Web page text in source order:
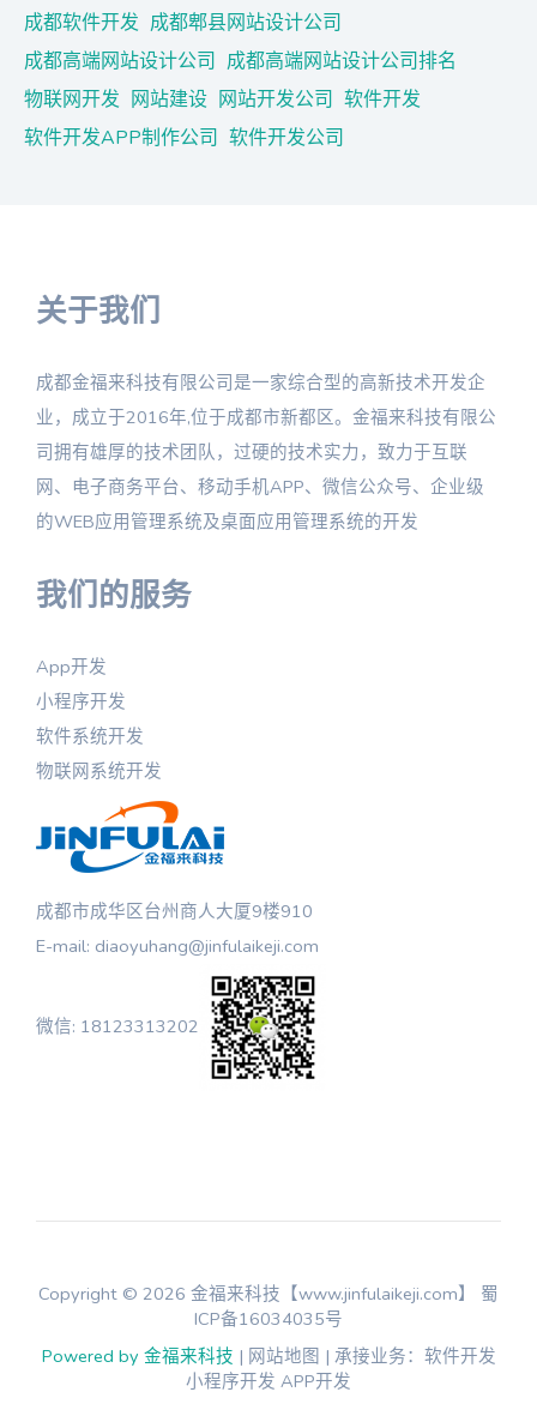
成都软件开发 成都郫县网站设计公司
成都高端网站设计公司 成都高端网站设计公司排名
物联网开发 网站建设 网站开发公司 软件开发
软件开发APP制作公司 软件开发公司
关于我们
成都金福来科技有限公司是一家综合型的高新技术开发企
业，成立于2016年,位于成都市新都区。金福来科技有限公
司拥有雄厚的技术团队，过硬的技术实力，致力于互联
网、电子商务平台、移动手机APP、微信公众号、企业级
的WEB应用管理系统及桌面应用管理系统的开发
我们的服务
App开发
小程序开发
软件系统开发
物联网系统开发
成都市成华区台州商人大厦9楼910
E-mail: diaoyuhang@jinfulaikeji.com
微信: 18123313202
Copyright © 2026 金福来科技【www.jinfulaikeji.com】 蜀
ICP备16034035号
Powered by 金福来科技 | 网站地图 | 承接业务：软件开发
小程序开发 APP开发